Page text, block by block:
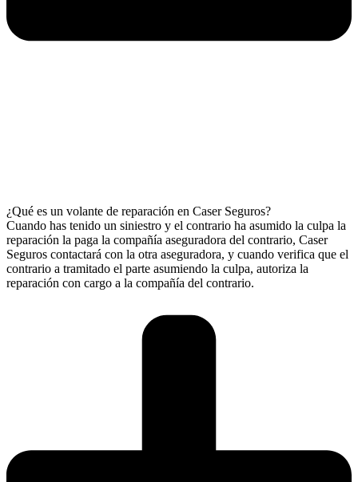
¿Qué es un volante de reparación en Caser Seguros?
Cuando has tenido un siniestro y el contrario ha asumido la culpa la
reparación la paga la compañía aseguradora del contrario, Caser
Seguros contactará con la otra aseguradora, y cuando verifica que el
contrario a tramitado el parte asumiendo la culpa, autoriza la
reparación con cargo a la compañía del contrario.